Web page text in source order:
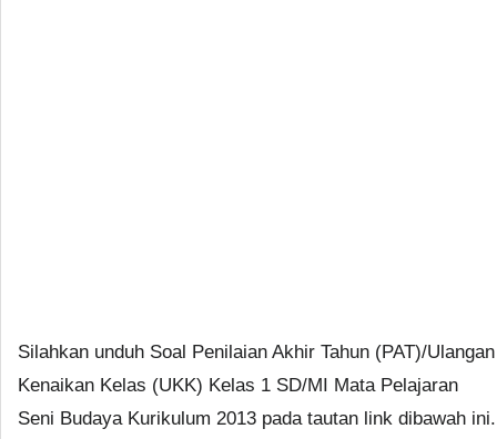
Silahkan unduh Soal Penilaian Akhir Tahun (PAT)/Ulangan
Kenaikan Kelas (UKK) Kelas 1 SD/MI Mata Pelajaran
Seni Budaya Kurikulum 2013 pada tautan link dibawah ini.